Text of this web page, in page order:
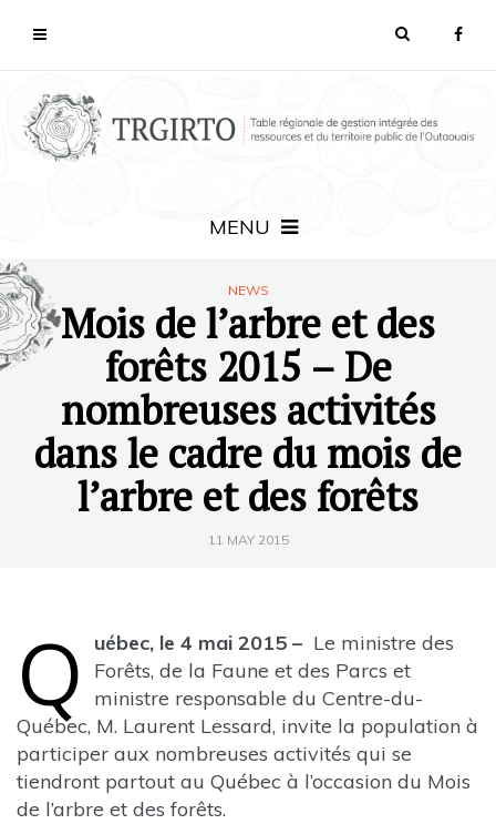
MENU
NEWS
Mois de l’arbre et des
forêts 2015 – De
nombreuses activités
dans le cadre du mois de
l’arbre et des forêts
11 MAY 2015
Q uébec, le 4 mai 2015 – Le ministre des
Forêts, de la Faune et des Parcs et
ministre responsable du Centre-du-
Québec, M. Laurent Lessard, invite la population à
participer aux nombreuses activités qui se
tiendront partout au Québec à l’occasion du Mois
de l’arbre et des forêts.